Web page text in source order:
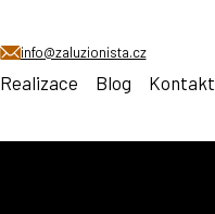
info@zaluzionista.cz
Realizace Blog Kontakt